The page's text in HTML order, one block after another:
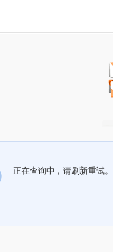
正在查询中，请刷新重试。